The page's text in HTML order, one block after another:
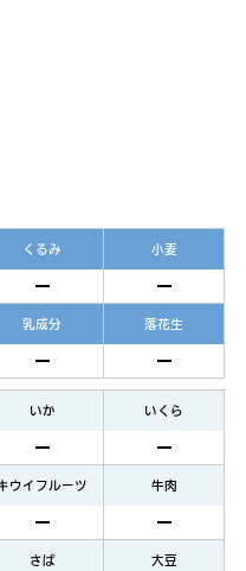
くるみ 小麦
乳成分 落花生
いか いくら
ウイフルーツ 牛肉
さば 大豆